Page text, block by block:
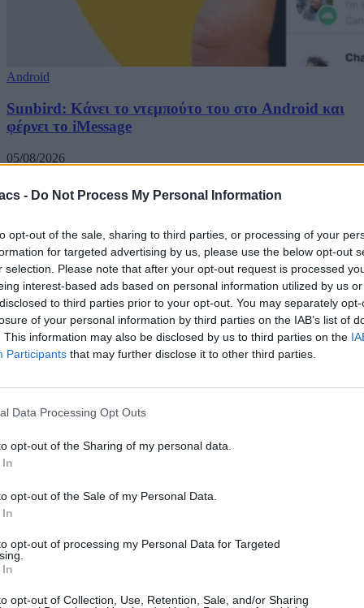
- Do Not Process My Personal Information
opt-out of the sale, sharing to third parties, or processing of your
for targeted advertising by us, please use the below opt-out
selection. Please note that after your opt-out request is processed
interest-based ads based on personal information utilized by us
to third parties prior to your opt-out. You may separately
of your personal information by third parties on the IAB’s list of
This information may also be disclosed by us to third parties on the
Participants that may further disclose it to other third parties.
Data Processing Opt Outs
opt-out of the Sharing of my personal data.
opt-out of the Sale of my Personal Data.
opt-out of processing my Personal Data for Targeted
opt-out of Collection, Use, Retention, Sale, and/or Sharing
Android
Sunbird: Κάνει το ντεμπούτο του στο Android και
φέρνει το iMessage
05/08/2026
Technology
Μην φεύγετε αμέσως μετά την πληρωμή σε POS με